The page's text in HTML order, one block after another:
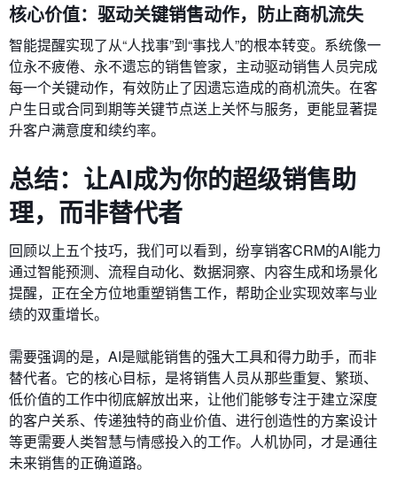
核心价值：驱动关键销售动作，防止商机流失
智能提醒实现了从“人找事”到“事找人”的根本转变。系统像一
位永不疲倦、永不遗忘的销售管家，主动驱动销售人员完成
每一个关键动作，有效防止了因遗忘造成的商机流失。在客
户生日或合同到期等关键节点送上关怀与服务，更能显著提
升客户满意度和续约率。
总结：让AI成为你的超级销售助
理，而非替代者
回顾以上五个技巧，我们可以看到，纷享销客CRM的AI能力
通过智能预测、流程自动化、数据洞察、内容生成和场景化
提醒，正在全方位地重塑销售工作，帮助企业实现效率与业
绩的双重增长。
需要强调的是，AI是赋能销售的强大工具和得力助手，而非
替代者。它的核心目标，是将销售人员从那些重复、繁琐、
低价值的工作中彻底解放出来，让他们能够专注于建立深度
的客户关系、传递独特的商业价值、进行创造性的方案设计
等更需要人类智慧与情感投入的工作。人机协同，才是通往
未来销售的正确道路。